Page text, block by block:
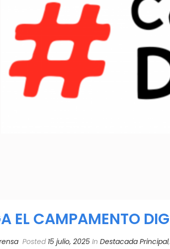
EL CAMPAMENTO
Posted 15 julio, 2025 In Destacada Principal,